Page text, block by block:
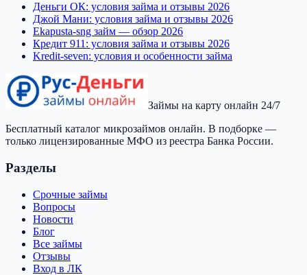
Деньги ОК: условия займа и отзывы 2026
Джой Мани: условия займа и отзывы 2026
Ekapusta-sng займ — обзор 2026
Кредит 911: условия займа и отзывы 2026
Kredit-seven: условия и особенности займа
Займы на карту онлайн 24/7
Бесплатный каталог микрозаймов онлайн. В подборке —
только лицензированные МФО из реестра Банка России.
Разделы
Срочные займы
Вопросы
Новости
Блог
Все займы
Отзывы
Вход в ЛК